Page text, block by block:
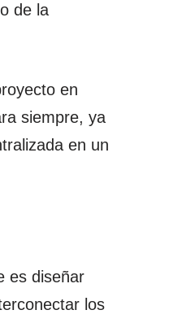
de la
en
siempre, ya
en un
es diseñar
los